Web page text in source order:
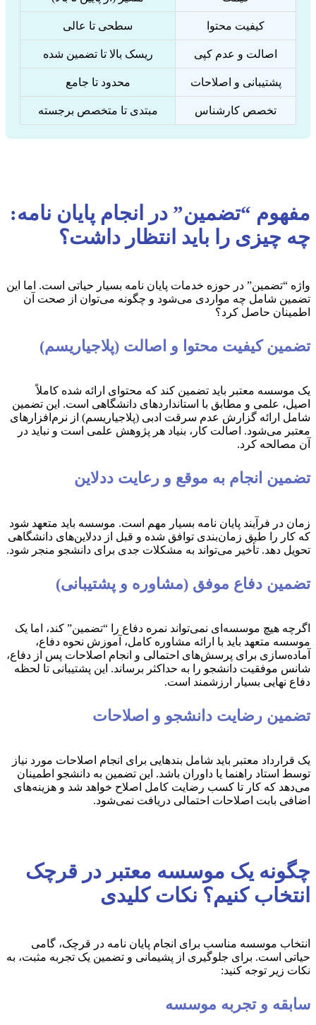
کیفیت محتوا سطحی تا عالی
اصالت و عدم کپی ریسک بالا تا تضمین شده
پشتیبانی و اصلاحات محدود تا جامع
تخصص کارشناس مبتدی تا متخصص برجسته
مفهوم “تضمین” در انجام پایان نامه:
چه چیزی را باید انتظار داشت؟
واژه “تضمین” در حوزه خدمات پایان نامه بسیار حیاتی است. اما این
تضمین شامل چه مواردی می‌شود و چگونه می‌توان از صحت آن
اطمینان حاصل کرد؟
تضمین کیفیت محتوا و اصالت (پلاجیاریسم)
یک موسسه معتبر باید تضمین کند که محتوای ارائه شده کاملاً
اصیل، علمی و مطابق با استانداردهای دانشگاهی است. این تضمین
شامل ارائه گزارش عدم سرقت ادبی (پلاجیاریسم) از نرم‌افزارهای
معتبر می‌شود. اصالت کار، بنیاد هر پژوهش علمی است و نباید در
آن مصالحه کرد.
تضمین انجام به موقع و رعایت ددلاین
زمان در فرآیند پایان نامه بسیار مهم است. موسسه باید متعهد شود
که کار را طبق زمان‌بندی توافق شده و قبل از ددلاین‌های دانشگاهی
تحویل دهد. تأخیر می‌تواند به مشکلات جدی برای دانشجو منجر شود.
تضمین دفاع موفق (مشاوره و پشتیبانی)
اگرچه هیچ موسسه‌ای نمی‌تواند نمره دفاع را “تضمین” کند، اما یک
موسسه متعهد باید با ارائه مشاوره کامل، آموزش نحوه دفاع،
آماده‌سازی برای پرسش‌های احتمالی و انجام اصلاحات پس از دفاع،
شانس موفقیت دانشجو را به حداکثر برساند. این پشتیبانی تا لحظه
دفاع نهایی بسیار ارزشمند است.
تضمین رضایت دانشجو و اصلاحات
یک قرارداد معتبر باید شامل بندهایی برای انجام اصلاحات مورد نیاز
توسط استاد راهنما یا داوران باشد. این تضمین به دانشجو اطمینان
می‌دهد که کار تا کسب رضایت کامل اصلاح خواهد شد و هزینه‌های
اضافی بابت اصلاحات احتمالی دریافت نمی‌شود.
چگونه یک موسسه معتبر در قرچک
انتخاب کنیم؟ نکات کلیدی
انتخاب موسسه مناسب برای انجام پایان نامه در قرچک، گامی
حیاتی است. برای جلوگیری از پشیمانی و تضمین یک تجربه مثبت، به
نکات زیر توجه کنید:
سابقه و تجربه موسسه